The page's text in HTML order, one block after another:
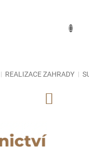
REALIZACE ZAHRADY